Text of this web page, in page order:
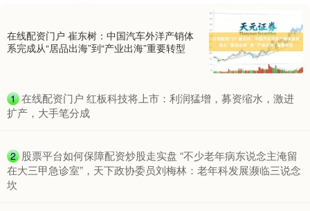
在线配资门户 崔东树：中国汽车外洋产销体
系完成从“居品出海”到“产业出海”重要转型
1 ​在线配资门户 红板科技将上市：利润猛增，募资缩水，激进
扩产，大手笔分成
2 ​股票平台如何保障配资炒股走实盘 “不少老年病东说念主淹留
在大三甲急诊室”，天下政协委员刘梅林：老年科发展濒临三说念
坎